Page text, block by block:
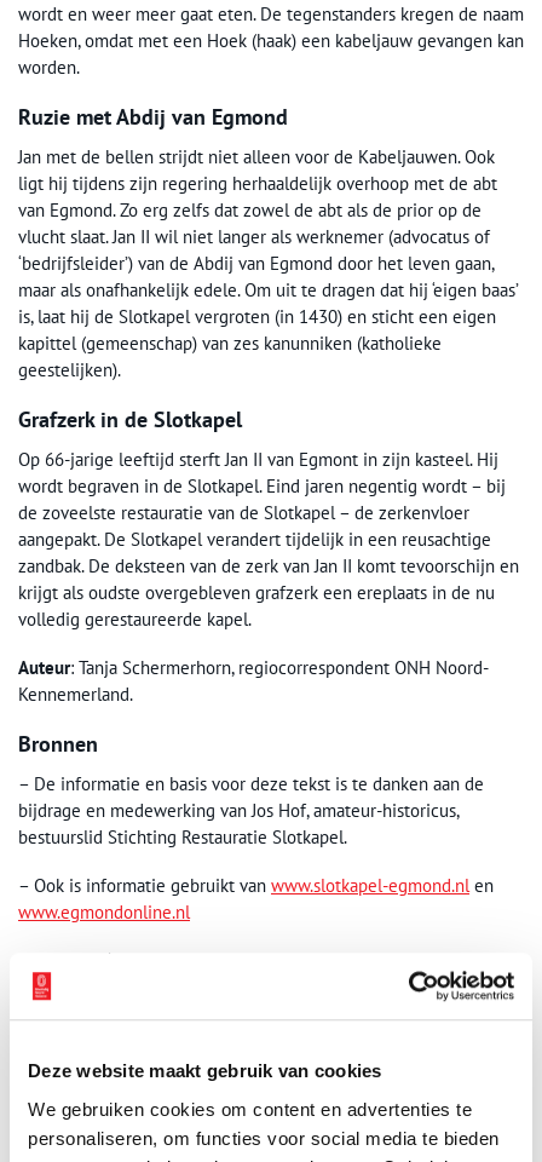
Deze website maakt gebruik van cookies
We gebruiken cookies om content en advertenties te
personaliseren, om functies voor social media te bieden
wordt en weer meer gaat eten. De tegenstanders kregen de naam
Hoeken, omdat met een Hoek (haak) een kabeljauw gevangen kan
worden.
Ruzie met Abdij van Egmond
Jan met de bellen strijdt niet alleen voor de Kabeljauwen. Ook
ligt hij tijdens zijn regering herhaaldelijk overhoop met de abt
van Egmond. Zo erg zelfs dat zowel de abt als de prior op de
vlucht slaat. Jan II wil niet langer als werknemer (advocatus of
‘bedrijfsleider’) van de Abdij van Egmond door het leven gaan,
maar als onafhankelijk edele. Om uit te dragen dat hij ‘eigen baas’
is, laat hij de Slotkapel vergroten (in 1430) en sticht een eigen
kapittel (gemeenschap) van zes kanunniken (katholieke
geestelijken).
Grafzerk in de Slotkapel
Op 66-jarige leeftijd sterft Jan II van Egmont in zijn kasteel. Hij
wordt begraven in de Slotkapel. Eind jaren negentig wordt – bij
de zoveelste restauratie van de Slotkapel – de zerkenvloer
aangepakt. De Slotkapel verandert tijdelijk in een reusachtige
zandbak. De deksteen van de zerk van Jan II komt tevoorschijn en
krijgt als oudste overgebleven grafzerk een ereplaats in de nu
volledig gerestaureerde kapel.
Auteur: Tanja Schermerhorn, regiocorrespondent ONH Noord-
Kennemerland.
Bronnen
– De informatie en basis voor deze tekst is te danken aan de
bijdrage en medewerking van Jos Hof, amateur-historicus,
bestuurslid Stichting Restauratie Slotkapel.
– Ook is informatie gebruikt van www.slotkapel-egmond.nlen
www.egmondonline.nl
– Het boek ‘De stadt Alkmaer met haere dorpen. Door Gijsbert
Boomkamp. Een beschrijving uit 1790 van historisch erfgoed in
NH (2010, Stichting Uitgeverij NH i.s.m. Regionaal Archief
Publicatiedatum: 06/06/2011